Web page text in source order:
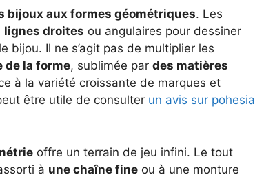
bijoux aux formes géométriques. Les
lignes droites ou angulaires pour dessiner
bijou. Il ne s’agit pas de multiplier les
de la forme, sublimée par des matières
à la variété croissante de marques et
être utile de consulter un avis sur pohesia
offre un terrain de jeu infini. Le tout
à une chaîne fine ou à une monture